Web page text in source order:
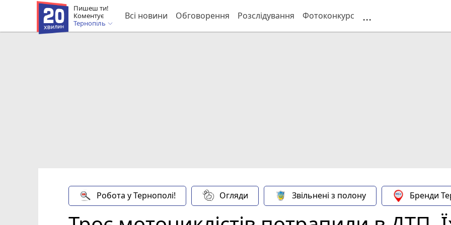
Пишеш ти!
Коментує
Тернопіль
Всі новини Обговорення Розслідування Фотоконкурс ...
Робота у Тернополі! Огляди Звільнені з полону Бренди